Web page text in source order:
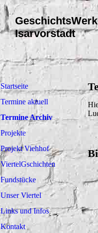
Geschichts
Isarvorstadt
Startseite
Termine aktuell
Termine Archiv
Projekte
Projekt Viehhof
ViertelGschichten
Fundstücke
Unser Viertel
Links und Infos
Kontakt